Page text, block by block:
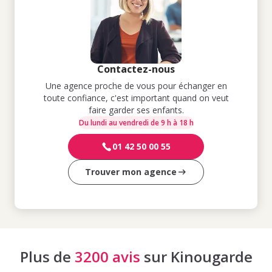
Contactez-nous
Une agence proche de vous pour échanger en
toute confiance, c'est important quand on veut
faire garder ses enfants.
Du lundi au vendredi de 9 h à 18 h
01 42 50 00 55
Trouver mon agence
Plus de 3200 avis sur Kinougarde